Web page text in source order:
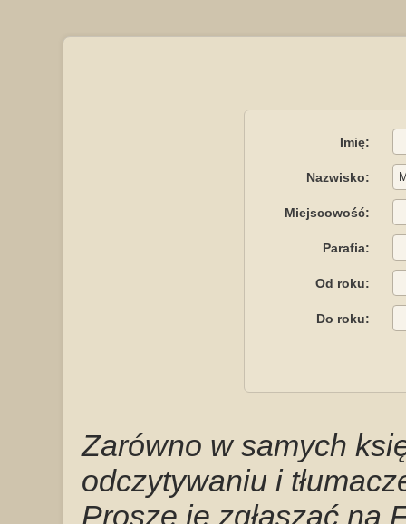
Imię:
Nazwisko:
Miejscowość:
Parafia:
Od roku:
Do roku:
Zarówno w samych
odczytywaniu i
Proszę je zgłaszać na